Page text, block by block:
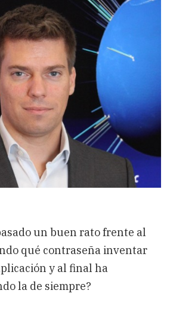
un buen rato frente al
qué contraseña inventar
y al final ha
la de siempre?